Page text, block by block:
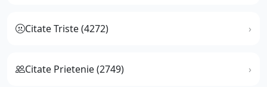
Citate Triste (4272)
Citate Prietenie (2749)